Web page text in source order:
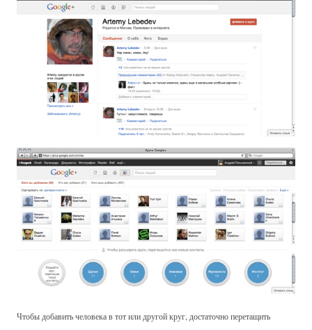
Чтобы добавить человека в тот или другой круг, достаточно перетащить